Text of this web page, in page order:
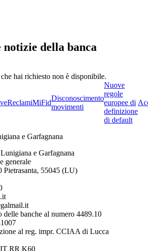
della banca
hai richiesto non è disponibile.
ReclamiMiFid
Disconoscimento
movimenti
Nuove
regole
europee di
definizione
di default
e Garfagnana
generale
Pietrasanta, 55045 (LU)
delle banche al numero 4489.10
al reg. impr. CCIAA di Lucca
RR K60